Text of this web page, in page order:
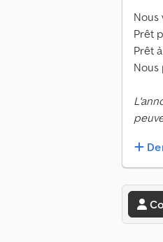
Nous
Prêt
Prêt
Nous